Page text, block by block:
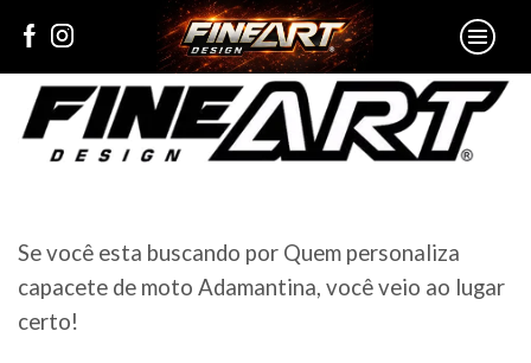
Se você esta buscando por Quem personaliza
capacete de moto Adamantina, você veio ao lugar
certo!